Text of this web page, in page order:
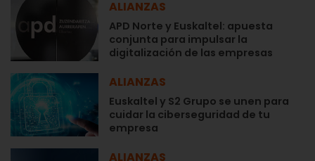
ALIANZAS
APD Norte y Euskaltel: apuesta
conjunta para impulsar la
digitalización de las empresas
ALIANZAS
Euskaltel y S2 Grupo se unen para
cuidar la ciberseguridad de tu
empresa
ALIANZAS